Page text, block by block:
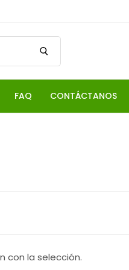
FAQ CONTÁCTANOS
con la selección.